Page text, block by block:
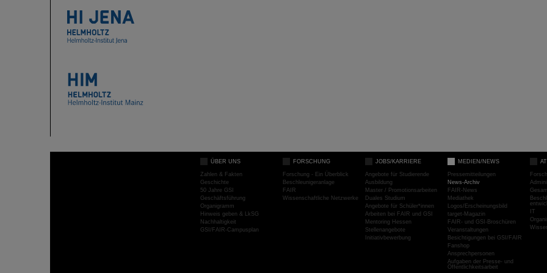
ÜBER UNS
Zahlen & Fakten
Geschichte
50 Jahre GSI
Geschäftsführung
Organigramm
Hinweis geben & LkSG
Nachhaltigkeit
GSI/FAIR-Campusplan
FORSCHUNG
Forschung - Ein Überblick
Beschleunigeranlage
FAIR
Wissenschaftliche Netzwerke
JOBS/KARRIERE
Angebote für Studierende
Ausbildung
Master / Promotionsarbeiten
Duales Studium
Angebote für Schüler*innen
Arbeiten bei FAIR und GSI
Mentoring Hessen
Stellenangebote
Initiativbewerbung
MEDIEN/NEWS
Pressemitteilungen
News-Archiv
FAIR-News
Mediathek
Logos/Erscheinungsbild
target-Magazin
FAIR- und GSI-Broschüren
Veranstaltungen
Besichtigungen bei GSI/FAIR
Fanshop
Ansprechpersonen
Aufgaben der Presse- und
Öffentlichkeitsarbeit
IT